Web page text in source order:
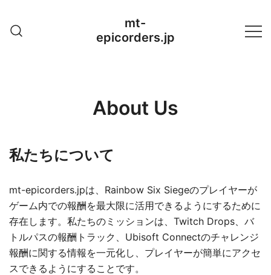
content
mt-
epicorders.jp
About Us
私たちについて
mt-epicorders.jpは、Rainbow Six Siegeのプレイヤーが
ゲーム内での報酬を最大限に活用できるようにするために
存在します。私たちのミッションは、Twitch Drops、バ
トルパスの報酬トラック、Ubisoft Connectのチャレンジ
報酬に関する情報を一元化し、プレイヤーが簡単にアクセ
スできるようにすることです。